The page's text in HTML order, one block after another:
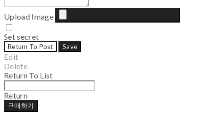
Upload Image
Set secret
Return To Post Save
Edit
Delete
Return To List
Return
구매하기